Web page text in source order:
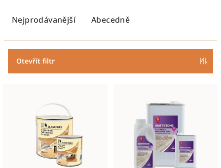
r
Nejprodávanější Abecedně
Otevřít filtr